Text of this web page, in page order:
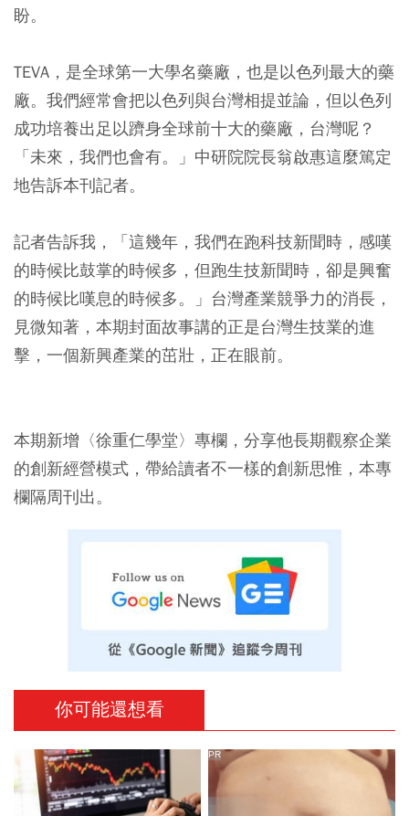
盼。
TEVA，是全球第一大學名藥廠，也是以色列最大的藥
廠。我們經常會把以色列與台灣相提並論，但以色列
成功培養出足以躋身全球前十大的藥廠，台灣呢？
「未來，我們也會有。」中研院院長翁啟惠這麼篤定
地告訴本刊記者。
記者告訴我，「這幾年，我們在跑科技新聞時，感嘆
的時候比鼓掌的時候多，但跑生技新聞時，卻是興奮
的時候比嘆息的時候多。」台灣產業競爭力的消長，
見微知著，本期封面故事講的正是台灣生技業的進
擊，一個新興產業的茁壯，正在眼前。
本期新增〈徐重仁學堂〉專欄，分享他長期觀察企業
的創新經營模式，帶給讀者不一樣的創新思惟，本專
欄隔周刊出。
你可能還想看
PR